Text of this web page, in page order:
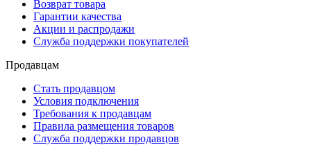
Возврат товара
Гарантии качества
Акции и распродажи
Служба поддержки покупателей
Продавцам
Стать продавцом
Условия подключения
Требования к продавцам
Правила размещения товаров
Служба поддержки продавцов